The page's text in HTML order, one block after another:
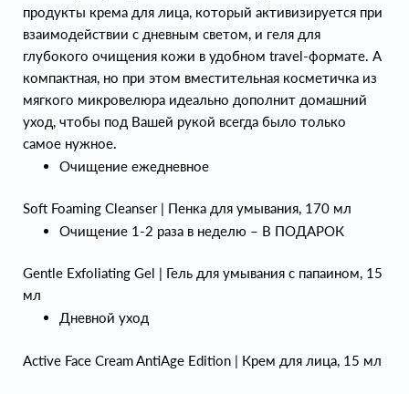
продукты крема для лица, который активизируется при
взаимодействии с дневным светом, и геля для
глубокого очищения кожи в удобном travel-формате. А
компактная, но при этом вместительная косметичка из
мягкого микровелюра идеально дополнит домашний
уход, чтобы под Вашей рукой всегда было только
самое нужное.
Очищение ежедневное
Soft Foaming Cleanser | Пенка для умывания, 170 мл
Очищение 1-2 раза в неделю – В ПОДАРОК
Gentle Exfoliating Gel | Гель для умывания с папаином, 15
мл
Дневной уход
Active Face Cream AntiAge Edition | Крем для лица, 15 мл